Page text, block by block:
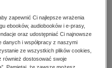
informatyka
zapewnić Ci najlepsze wrażenia
ebooków, audiobooków i e-prasy,
oraz udostępniać Ci najnowsze
danych i współpracy z naszymi
ze wszystkich plików cookies,
również dostosować swoje